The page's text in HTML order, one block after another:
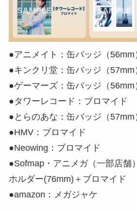
●アニメイト：缶バッジ（56mm
●キンクリ堂：缶バッジ（57mm
●ゲーマーズ：缶バッジ（56mm
●タワーレコード：ブロマイド
●とらのあな：缶バッジ（57mm
●HMV：ブロマイド
●Neowing：ブロマイド
●Sofmap・アニメガ（一部店舗
ホルダー(76mm)＋ブロマイド
●amazon：メガジャケ